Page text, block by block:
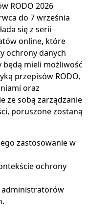
RODO 2026
do 7 września
się z serii
online, które
ochrony danych
będą mieli możliwość
przepisów RODO,
oraz
ze sobą zarządzanie
poruszone zostaną
zastosowanie w
ochrony
administratorów